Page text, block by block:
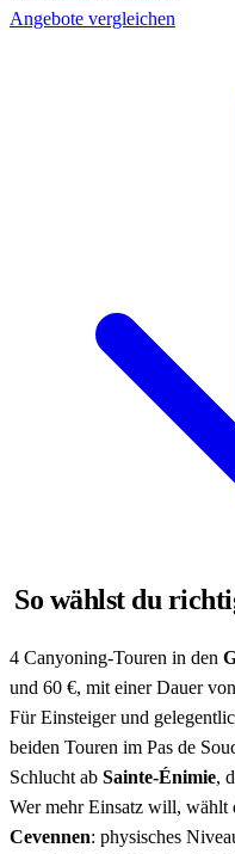
Angebote vergleichen
So wählst du
4 Canyoning-Touren in den
und 60 €, mit einer Dauer
Für Einsteiger und
beiden Touren im Pas de
Schlucht ab Sainte-Énimie,
Wer mehr Einsatz will, wählt
Cevennen: physisches